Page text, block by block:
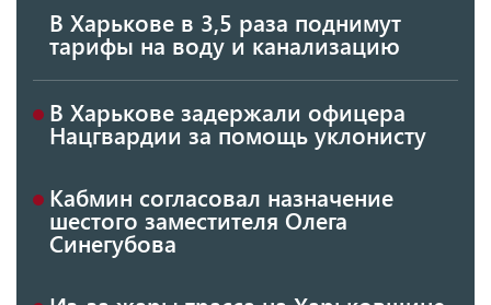
В Харькове в 3,5 раза поднимут
тарифы на воду и канализацию
В Харькове задержали офицера
Нацгвардии за помощь уклонисту
Кабмин согласовал назначение
шестого заместителя Олега
Синегубова